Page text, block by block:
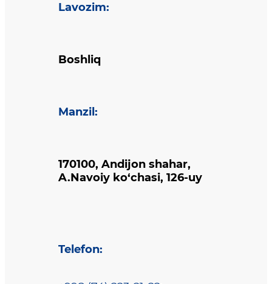
Lavozim:
Boshliq
Manzil :
170100, Andijon shahar,
A.Navoiy ko‘chasi, 126-uy
Telefon: